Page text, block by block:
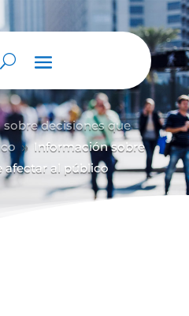
decisiones que
9 Información sobre
afectar al público